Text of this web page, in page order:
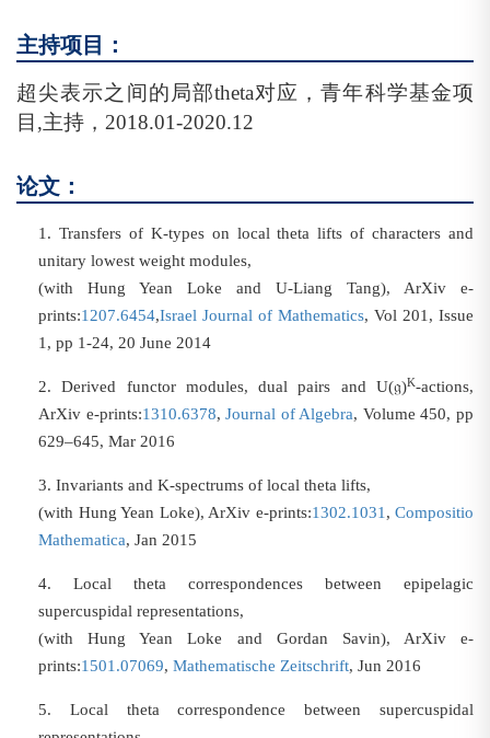
主持项目：
超尖表示之间的局部theta对应，青年科学基金项
目 ,主持， 2018.01-2020.12
论文：
1. Transfers of K-types on local theta lifts of characters and
unitary lowest weight modules,
(with Hung Yean Loke and U-Liang Tang), ArXiv e-
prints:1207.6454,Israel Journal of Mathematics, Vol 201, Issue
1, pp 1-24, 20 June 2014
2.Derived functor modules, dual pairs and U(𝔤)K-actions,
ArXiv e-prints:1310.6378,Journal of Algebra, Volume 450, pp
629–645, Mar 2016
3. Invariants and K-spectrums of local theta lifts,
(with Hung Yean Loke), ArXiv e-prints:1302.1031, Compositio
Mathematica, Jan 2015
4. Local theta correspondences between epipelagic
supercuspidal representations,
(with Hung Yean Loke and Gordan Savin), ArXiv e-
prints:1501.07069, Mathematische Zeitschrift, Jun 2016
5. Local theta correspondence between supercuspidal